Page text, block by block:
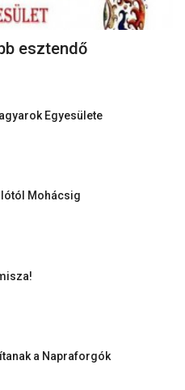
esztendő
Egyesülete
Mohácsig
a Napraforgók